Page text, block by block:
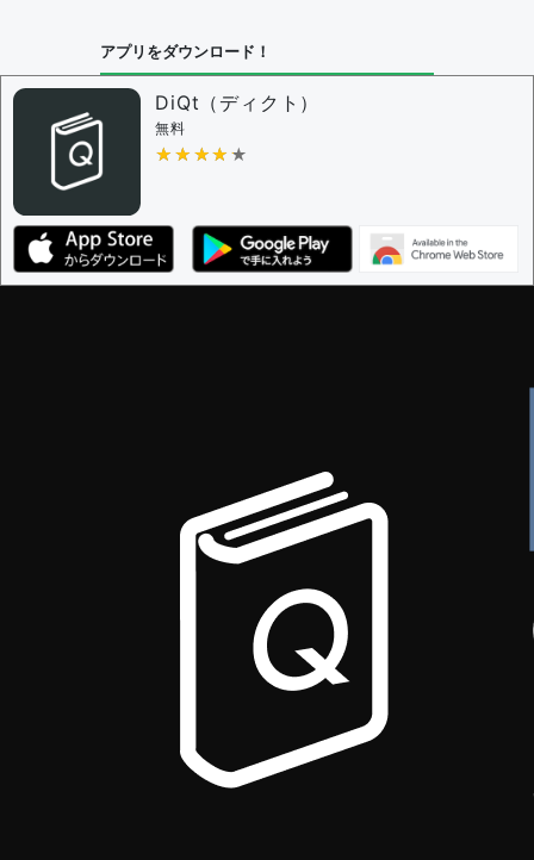
問題の編集権限を持つユーザー -すべてのユーザー
審査に対する投票権限を持つユーザー -
決定に必要な投票数 -
編集ガイドライン
アプリをダウンロード！
DiQt（ディクト）
無料
★★★★★
★★★★★